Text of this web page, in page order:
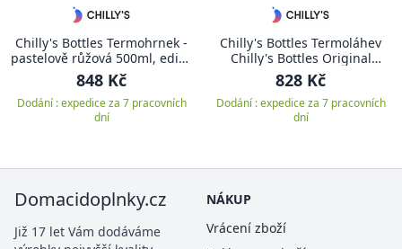
Chilly's Bottles Termohrnek -
pastelově růžová 500ml, edice
Original
848 Kč
Dodání : expedice za 7 pracovních
dní
Chilly's Bottles Termoláhev
Chilly's Bottles Original
500ml, pastelově zelená
828 Kč
Dodání : expedice za 7 pracovních
dní
Domacidoplnky.cz
Již 17 let Vám dodáváme
NÁKUP
Vrácení zboží